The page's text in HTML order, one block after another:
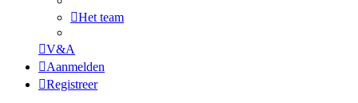
Het team
V&A
Aanmelden
Registreer